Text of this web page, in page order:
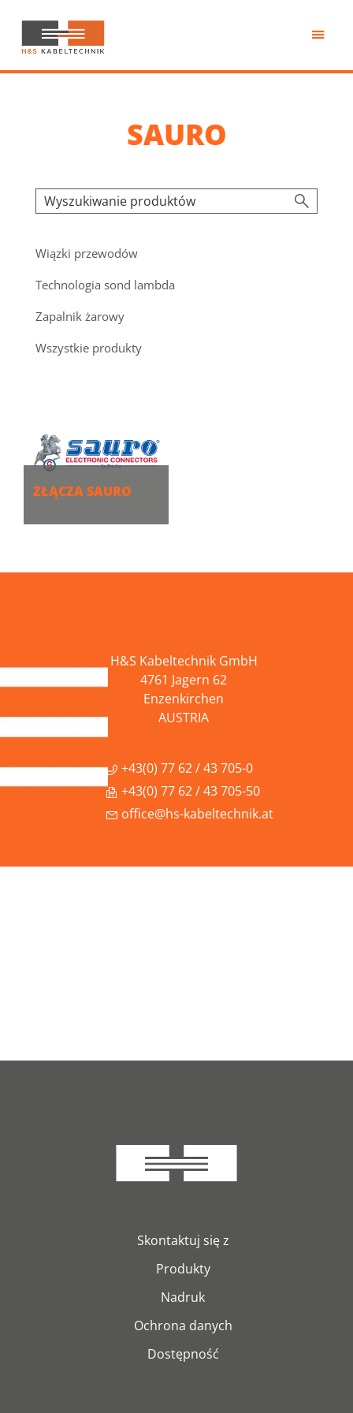
treści
H&S
Kabeltechnik
SAURO
Wiązki przewodów
Technologia sond lambda
Zapalnik żarowy
Wszystkie produkty
ZŁĄCZA SAURO
H&S Kabeltechnik GmbH
4761 Jagern 62
Enzenkirchen
AUSTRIA
+43(0) 77 62 / 43 705-0
+43(0) 77 62 / 43 705-50
office@hs-kabeltechnik.at
Skontaktuj się z
Produkty
Nadruk
Ochrona danych
Dostępność